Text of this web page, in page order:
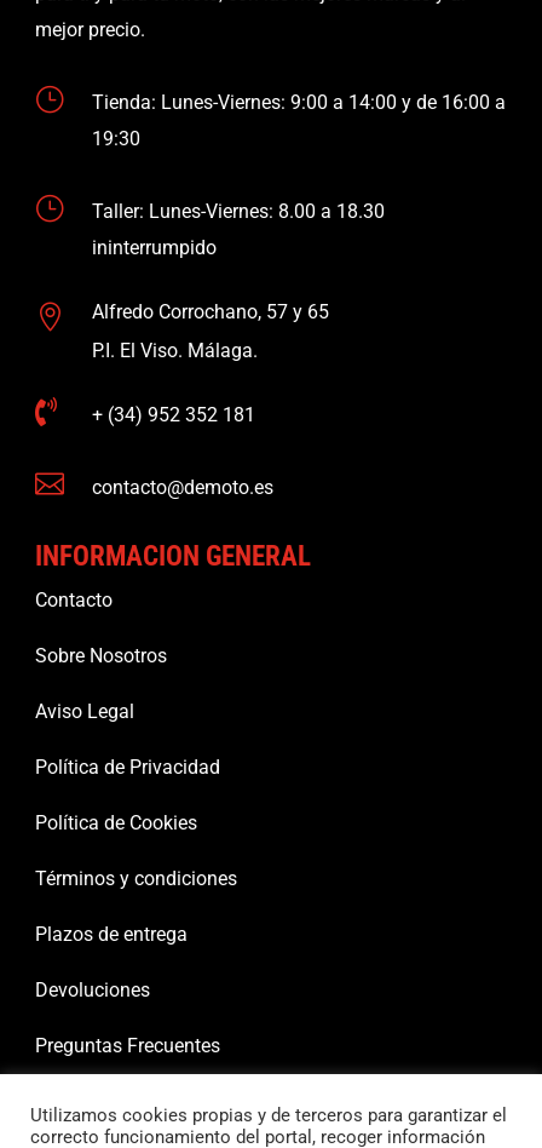
mejor precio.
}
Tienda: Lunes-Viernes: 9:00 a 14:00 y de 16:00 a
19:30
}
Taller: Lunes-Viernes: 8.00 a 18.30
ininterrumpido

Alfredo Corrochano, 57 y 65
P.I. El Viso. Málaga.
 + (34) 952 352 181
 contacto@demoto.es
INFORMACION GENERAL
Contacto
Sobre Nosotros
Aviso Legal
Política de Privacidad
Política de Cookies
Términos y condiciones
Plazos de entrega
Devoluciones
Preguntas Frecuentes
Utilizamos cookies propias y de terceros para garantizar el
correcto funcionamiento del portal, recoger información